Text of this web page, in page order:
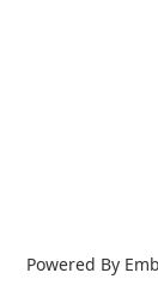
Powered By